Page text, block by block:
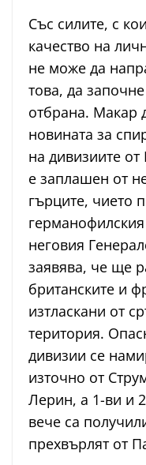
Със силите, с
качество на
не може да
това, да
отбрана. Макар
новината за
на дивизиите
е заплашен от
гърците, чието
неговия
заявява, че ще
британските и
изтласкани от
територия.
дивизии се
източно от
Лерин, а 1-ви и
вече са
прехвърлят от